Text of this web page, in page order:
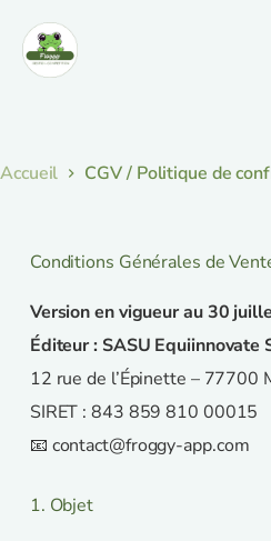
Accueil CGV / Politique de
Conditions Générales de
Version en vigueur au 30
Éditeur : SASU Equiinnovate
12 rue de l’Épinette – 77700
SIRET : 843 859 810 00015
📧 contact@froggy-app.com
1. Objet